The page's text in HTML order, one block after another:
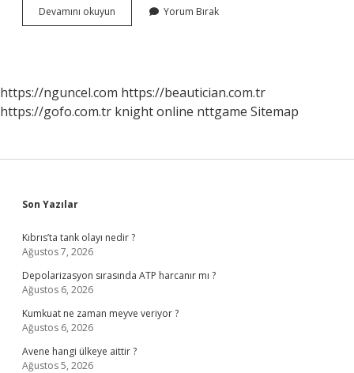
Devamını okuyun
Ağaçları
Dikilir
Yorum Bırak
https://nguncel.com https://beautician.com.tr
https://gofo.com.tr knight online nttgame Sitemap
Sidebar
Son Yazılar
Kıbrıs’ta tank olayı nedir ?
Ağustos 7, 2026
Depolarizasyon sırasında ATP harcanır mı ?
Ağustos 6, 2026
Kumkuat ne zaman meyve veriyor ?
Ağustos 6, 2026
Avene hangi ülkeye aittir ?
Ağustos 5, 2026